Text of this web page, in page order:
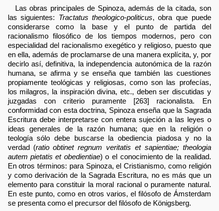
Las obras principales de Spinoza, además de la citada, son
las siguientes: Tractatus theologico-politicus, obra que puede
considerarse como la base y el punto de partida del
racionalismo filosófico de los tiempos modernos, pero con
especialidad del racionalismo exegético y religioso, puesto que
en ella, además de proclamarse de una manera explícita, y, por
decirlo así, definitiva, la independencia autonómica de la razón
humana, se afirma y se enseña que también las cuestiones
propiamente teológicas y religiosas, como son las profecías,
los milagros, la inspiración divina, etc., deben ser discutidas y
juzgadas con criterio puramente [263] racionalista. En
conformidad con esta doctrina, Spinoza enseña que la Sagrada
Escritura debe interpretarse con entera sujeción a las leyes o
ideas generales de la razón humana; que en la religión o
teología sólo debe buscarse la obediencia piadosa y no la
verdad (ratio obtinet regnum veritatis et sapientiae; theologia
autem pietatis et obedientiae) o el conocimiento de la realidad.
En otros términos: para Spinoza, el Cristianismo, como religión
y como derivación de la Sagrada Escritura, no es más que un
elemento para constituir la moral racional o puramente natural.
En este punto, como en otros varios, el filósofo de Ámsterdam
se presenta como el precursor del filósofo de Königsberg.